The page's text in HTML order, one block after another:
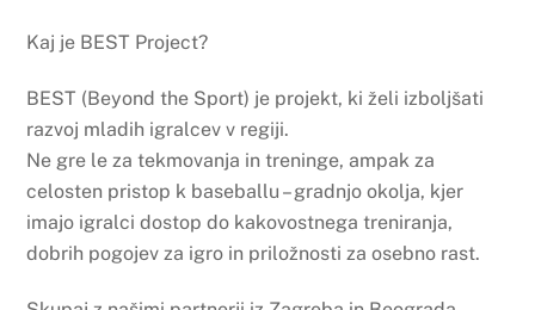
Kaj je BEST Project?
BEST (Beyond the Sport) je projekt, ki želi izboljšati
razvoj mladih igralcev v regiji.
Ne gre le za tekmovanja in treninge, ampak za
celosten pristop k baseballu – gradnjo okolja, kjer
imajo igralci dostop do kakovostnega treniranja,
dobrih pogojev za igro in priložnosti za osebno rast.